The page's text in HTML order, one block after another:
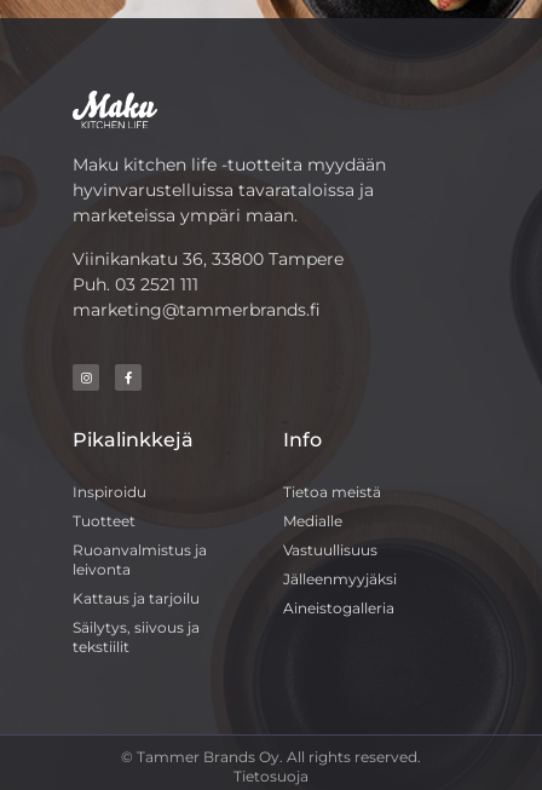
Maku kitchen life -tuotteita myydään
hyvinvarustelluissa tavarataloissa ja
marketeissa ympäri maan.
Viinikankatu 36, 33800 Tampere
Puh. 03 2521 111
marketing@tammerbrands.fi
Pikalinkkejä
Inspiroidu
Tuotteet
Ruoanvalmistus ja
leivonta
Kattaus ja tarjoilu
Säilytys, siivous ja
tekstiilit
Info
Tietoa meistä
Medialle
Vastuullisuus
Jälleenmyyjäksi
Aineistogalleria
© Tammer Brands Oy. All rights reserved.
Tietosuoja